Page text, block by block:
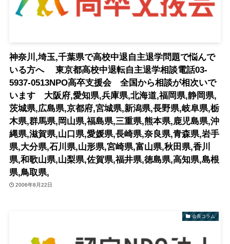
神奈川,埼玉,千葉県で高校中退自主退学問題で悩んで
いる方へ 東京都高校中退転自主退学相談電話03-
5937-0513NPO高卒支援会 全国から相談が相次いで
います 大阪府,愛知県,兵庫県,北海道,福岡県,静岡県,
茨城県,広島県,京都府,宮城県,新潟県,長野県,岐阜県,栃
木県,群馬県,岡山県,福島県,三重県,熊本県,鹿児島県,沖
縄県,滋賀県,山口県,愛媛県,長崎県,奈良県,青森県,岩手
県,大分県,石川県,山形県,宮崎県,富山県,秋田県,香川
県,和歌山県,山梨県,佐賀県,福井県,徳島県,高知県,島根
県,鳥取県,
2006年8月22日
会長コラム